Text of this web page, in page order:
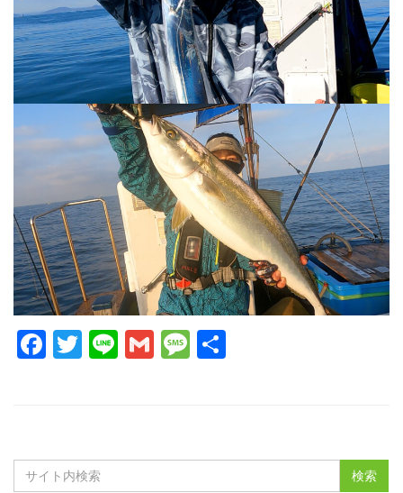
Facebook
Twitter
LineGmailMessage